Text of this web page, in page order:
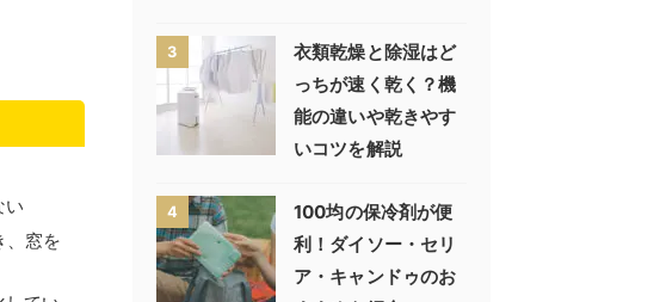
い
、窓を
3
衣類乾燥と除湿はど
っちが速く乾く？機
能の違いや乾きやす
いコツを解説
4
100均の保冷剤が便
利！ダイソー・セリ
ア・キャンドゥのお